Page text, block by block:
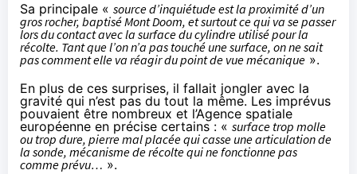
Sa principale « source d’inquiétude est la proximité d’un
gros rocher, baptisé Mont Doom, et surtout ce qui va se passer
lors du contact avec la surface du cylindre utilisé pour la
récolte. Tant que l’on n’a pas touché une surface, on ne sait
pas comment elle va réagir du point de vue mécanique ».
En plus de ces surprises, il fallait jongler avec la
gravité qui n’est pas du tout la même. Les imprévus
pouvaient être nombreux et l’Agence spatiale
européenne en précise certains : « surface trop molle
ou trop dure, pierre mal placée qui casse une articulation de
la sonde, mécanisme de récolte qui ne fonctionne pas
comme prévu… ».